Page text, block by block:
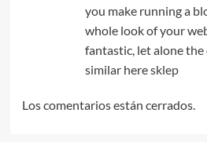
you make running a
whole look of your
fantastic, let alone the
similar heresklep
Los comentarios están cerrados.